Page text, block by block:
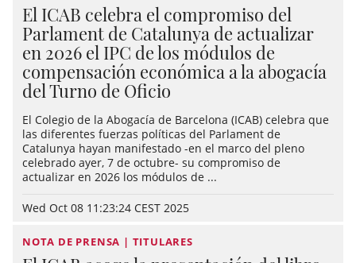
El ICAB celebra el compromiso del
Parlament de Catalunya de actualizar
en 2026 el IPC de los módulos de
compensación económica a la abogacía
del Turno de Oficio
El Colegio de la Abogacía de Barcelona (ICAB) celebra que
las diferentes fuerzas políticas del Parlament de
Catalunya hayan manifestado -en el marco del pleno
celebrado ayer, 7 de octubre- su compromiso de
actualizar en 2026 los módulos de ...
Wed Oct 08 11:23:24 CEST 2025
NOTA DE PRENSA | TITULARES